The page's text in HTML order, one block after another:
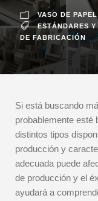
VASO DE PAPEL
ESTÁNDARES
DE FABRICACIÓN
Si está buscando
probablemente esté
distintos tipos
producción y
adecuada puede
de producción y el
ayudará a